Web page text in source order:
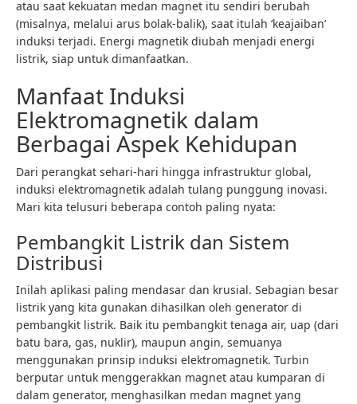
atau saat kekuatan medan magnet itu sendiri berubah
(misalnya, melalui arus bolak-balik), saat itulah ‘keajaiban’
induksi terjadi. Energi magnetik diubah menjadi energi
listrik, siap untuk dimanfaatkan.
Manfaat Induksi
Elektromagnetik dalam
Berbagai Aspek Kehidupan
Dari perangkat sehari-hari hingga infrastruktur global,
induksi elektromagnetik adalah tulang punggung inovasi.
Mari kita telusuri beberapa contoh paling nyata:
Pembangkit Listrik dan Sistem
Distribusi
Inilah aplikasi paling mendasar dan krusial. Sebagian besar
listrik yang kita gunakan dihasilkan oleh generator di
pembangkit listrik. Baik itu pembangkit tenaga air, uap (dari
batu bara, gas, nuklir), maupun angin, semuanya
menggunakan prinsip induksi elektromagnetik. Turbin
berputar untuk menggerakkan magnet atau kumparan di
dalam generator, menghasilkan medan magnet yang